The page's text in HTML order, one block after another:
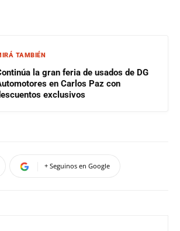
TAMBIÉN
la gran feria de usados de DG
en Carlos Paz con
exclusivos
+ Seguinos en Google